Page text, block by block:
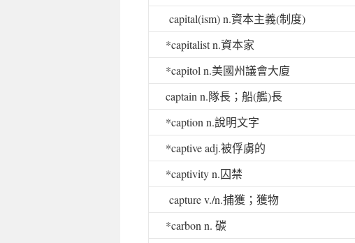
capital(ism) n.資本主義(制度)
*capitalist n.資本家
*capitol n.美國州議會大廈
captain n.隊長；船(艦)長
*caption n.說明文字
*captive adj.被俘虜的
*captivity n.囚禁
capture v./n.捕獲；獲物
*carbon n. 碳